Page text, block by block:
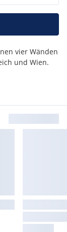
vier Wänden
und Wien.